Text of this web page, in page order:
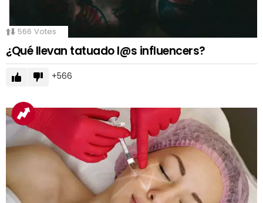
566 Votes
¿Qué llevan tatuado l@s influencers?
566